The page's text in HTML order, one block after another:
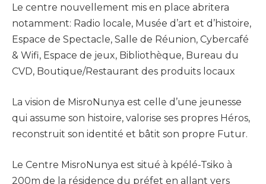
Le centre nouvellement mis en place abritera
notamment: Radio locale, Musée d’art et d’histoire,
Espace de Spectacle, Salle de Réunion, Cybercafé
& Wifi, Espace de jeux, Bibliothèque, Bureau du
CVD, Boutique/Restaurant des produits locaux
La vision de MisroNunya est celle d’une jeunesse
qui assume son histoire, valorise ses propres Héros,
reconstruit son identité et bâtit son propre Futur.
Le Centre MisroNunya est situé à kpélé-Tsiko à
200m de la résidence du préfet en allant vers